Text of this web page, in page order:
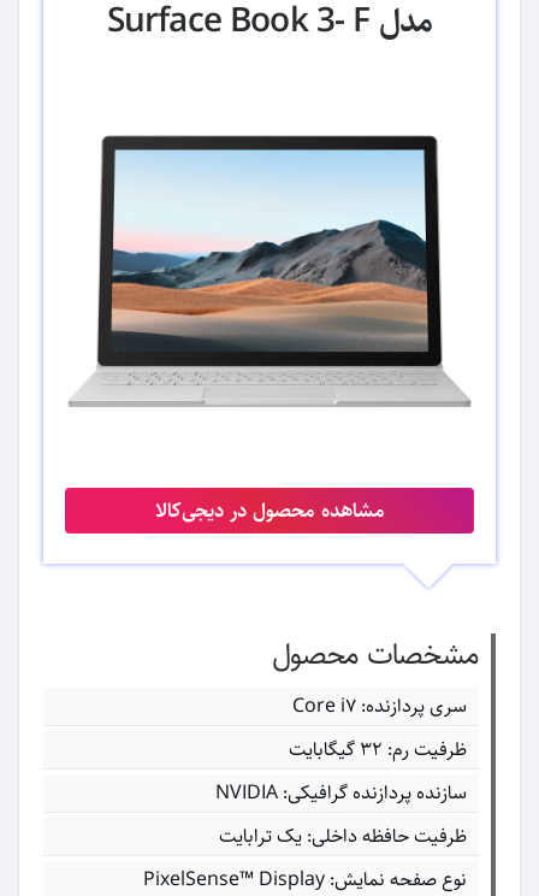
مدل Surface Book 3- F
مشاهده محصول در دیجی‌کالا
مشخصات محصول
سری پردازنده: Core i۷
ظرفیت رم: ۳۲ گیگابایت
سازنده پردازنده گرافیکی: NVIDIA
ظرفیت حافظه داخلی: یک ترابایت
نوع صفحه نمایش: PixelSense™ Display